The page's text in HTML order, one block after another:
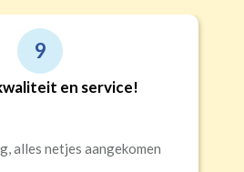
9
en service!
alles netjes aangekomen